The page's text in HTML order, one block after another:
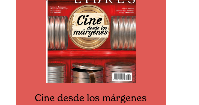
Cine desde los márgenes